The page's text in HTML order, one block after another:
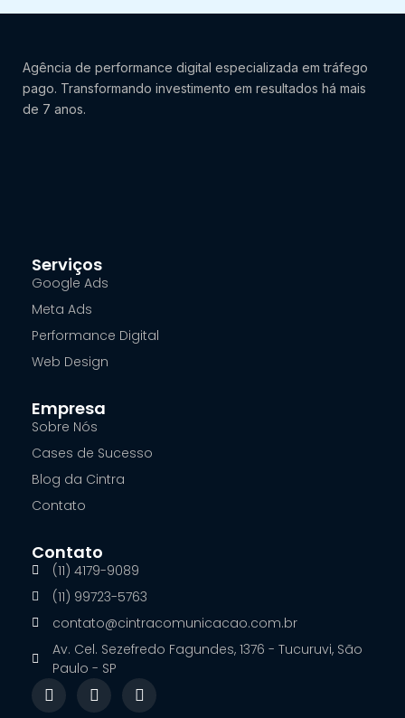
Agência de performance digital especializada em tráfego
pago. Transformando investimento em resultados há mais
de 7 anos.
Serviços
Google Ads
Meta Ads
Performance Digital
Web Design
Empresa
Sobre Nós
Cases de Sucesso
Blog da Cintra
Contato
Contato
(11) 4179-9089
(11) 99723-5763
contato@cintracomunicacao.com.br
Av. Cel. Sezefredo Fagundes, 1376 - Tucuruvi, São
Paulo - SP
F
a
I
n
L
i